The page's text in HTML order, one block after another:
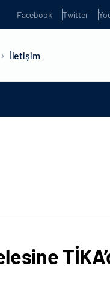
Facebook Twitter
İletişim